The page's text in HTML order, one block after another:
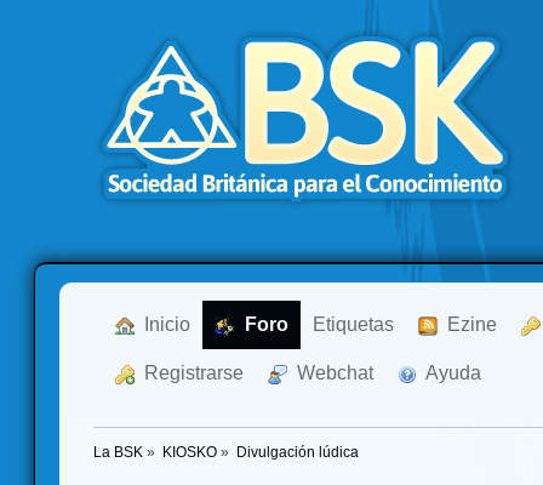
Inicio Foro Etiquetas Ezine
Registrarse Webchat Ayuda
La BSK » KIOSKO» Divulgación lúdica